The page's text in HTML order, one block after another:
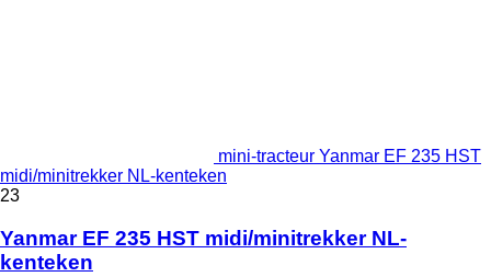
mini-tracteur Yanmar EF 235 HST
midi/minitrekker NL-kenteken
23
Yanmar EF 235 HST midi/minitrekker NL-
kenteken